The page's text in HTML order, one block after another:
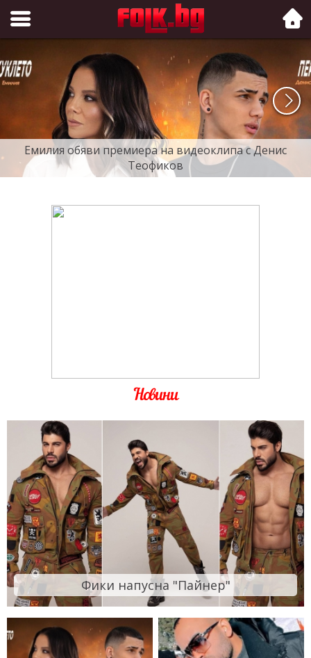
Folk.bg
Емилия обяви премиера на видеоклипа с Денис
Теофиков
Новини
Фики напусна "Пайнер"